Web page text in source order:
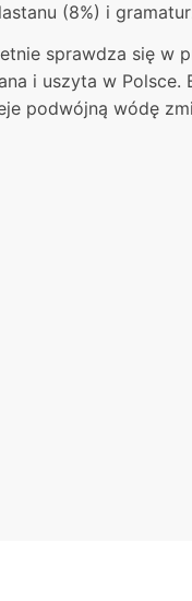
(8%) i
sprawdza się w
i uszyta w Polsce.
podwójną wódę